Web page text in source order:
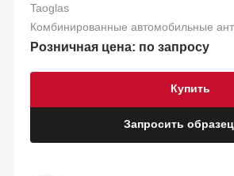
Taoglas
Комбинированные автомобильные
Розничная цена: по запросу
Запросить образец
Купить